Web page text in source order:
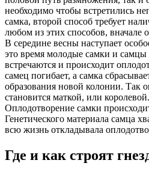
необходимо чтобы встретились
самка, второй способ требует
любом из этих способов, вначале
В середине весны наступает
это время молодые самки и самцы
встречаются и происходит
самец погибает, а самка
образования новой колонии. Так
становится маткой, или королевой.
Оплодотворение самки
Генетического материала самца
всю жизнь откладывала
Где и как строят